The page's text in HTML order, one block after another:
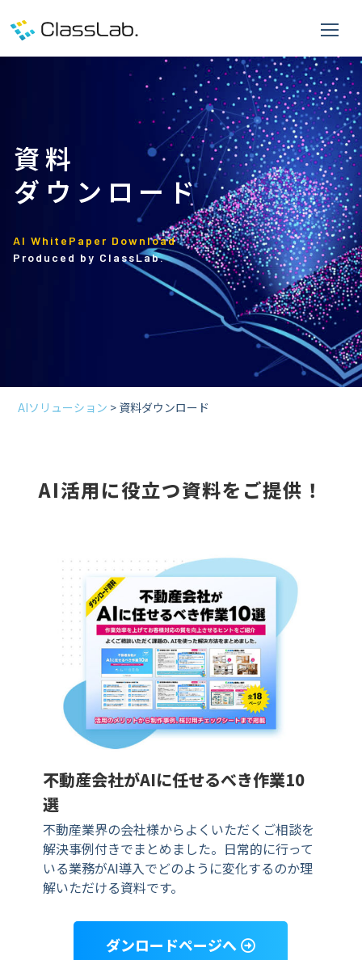
資料
ダウンロード
AI WhitePaper Download
Produced by ClassLab.
AIソリューション > 資料ダウンロード
AI活用に役立つ資料をご提供！
不動産会社がAIに任せるべき作業10
選
不動産業界の会社様からよくいただくご相談を
解決事例付きでまとめました。日常的に行って
いる業務がAI導入でどのように変化するのか理
解いただける資料です。
ダンロードページへ